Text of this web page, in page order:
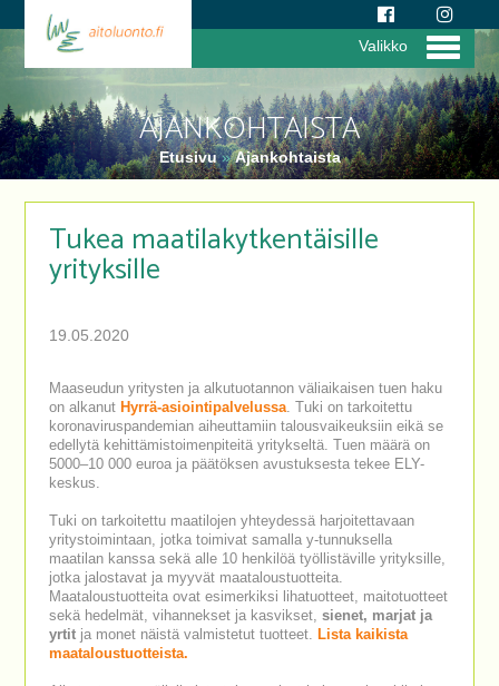
AJANKOHTAISTA
Etusivu»Ajankohtaista
Valikko
Tukea maatilakytkentäisille
yrityksille
19.05.2020
Maaseudun yritysten ja alkutuotannon väliaikaisen tuen haku
on alkanut Hyrrä-asiointipalvelussa. Tuki on tarkoitettu
koronaviruspandemian aiheuttamiin talousvaikeuksiin eikä se
edellytä kehittämistoimenpiteitä yritykseltä. Tuen määrä on
5000–10 000 euroa ja päätöksen avustuksesta tekee ELY-
keskus.
Tuki on tarkoitettu maatilojen yhteydessä harjoitettavaan
yritystoimintaan, jotka toimivat samalla y-tunnuksella
maatilan kanssa sekä alle 10 henkilöä työllistäville yrityksille,
jotka jalostavat ja myyvät maataloustuotteita.
Maataloustuotteita ovat esimerkiksi lihatuotteet, maitotuotteet
sekä hedelmät, vihannekset ja kasvikset, sienet, marjat ja
yrtitja monet näistä valmistetut tuotteet. Lista kaikista
maataloustuotteista.